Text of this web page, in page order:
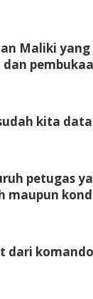
Maliki
kita
petugas